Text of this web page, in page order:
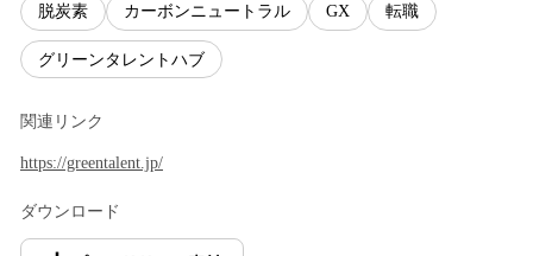
脱炭素 カーボンニュートラル GX 転職
グリーンタレントハブ
関連リンク
https://greentalent.jp/
ダウンロード